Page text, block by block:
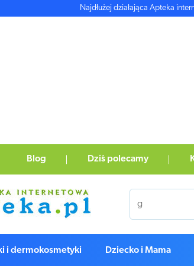
Najdłużej działająca Apteka
Blog Dziś polecamy
i dermokosmetyki Dziecko i Mama